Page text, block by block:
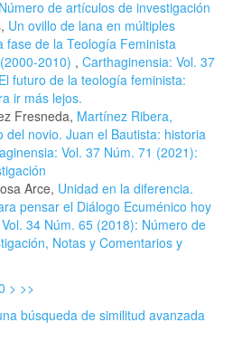
de artículos de investigación
Un ovillo de lana en múltiples
fase de la Teología Feminista
2010) , Carthaginensia: Vol. 37
futuro de la teología feminista:
ir más lejos.
Fresneda, Martínez Ribera,
del novio. Juan el Bautista: historia
Vol. 37 Núm. 71 (2021):
Arce, Unidad en la diferencia.
pensar el Diálogo Ecuménico hoy
34 Núm. 65 (2018): Número de
Notas y Comentarios y
> >>
búsqueda de similitud avanzada